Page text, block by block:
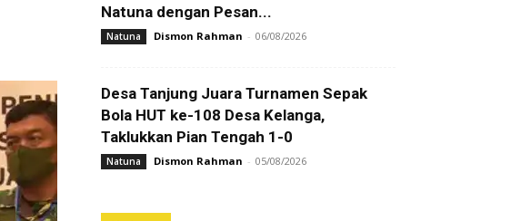
Natuna dengan Pesan...
Natuna Dismon Rahman - 06/08/2026
Desa Tanjung Juara Turnamen Sepak
Bola HUT ke-108 Desa Kelanga,
Taklukkan Pian Tengah 1-0
Natuna Dismon Rahman - 05/08/2026